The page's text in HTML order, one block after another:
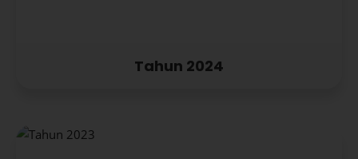
Tahun 2024